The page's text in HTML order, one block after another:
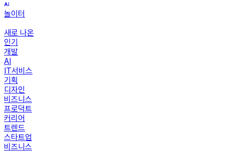
놀이터
새로 나온
인기
개발
AI
IT서비스
기획
디자인
비즈니스
프로덕트
커리어
트렌드
스타트업
비즈니스